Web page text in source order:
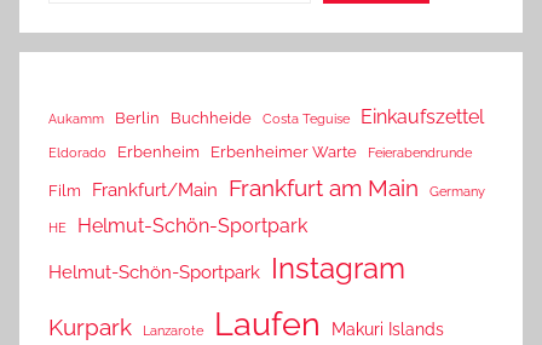
Aukamm Berlin Buchheide Costa Teguise Einkaufszettel
Eldorado Erbenheim Erbenheimer Warte Feierabendrunde
Film Frankfurt/Main Frankfurt am Main Germany
HE Helmut-Schön-Sportpark
Helmut-Schön-Sportpark Instagram
Kurpark Lanzarote Laufen Makuri Islands